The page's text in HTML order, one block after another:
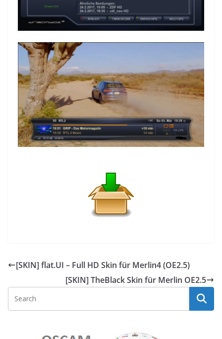
[SKIN] flat.UI – Full HD Skin für Merlin4 (OE2.5)
[SKIN] TheBlack Skin für Merlin OE2.5